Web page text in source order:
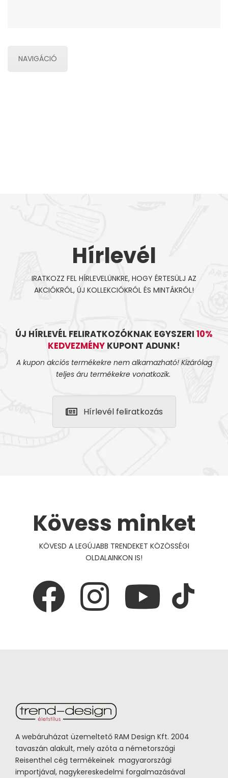
NAVIGÁCIÓ
Hírlevél
IRATKOZZ FEL HÍRLEVELÜNKRE, HOGY ÉRTESÜLJ AZ
AKCIÓKRÓL, ÚJ KOLLEKCIÓKRÓL ÉS MINTÁKRÓL!
ÚJ HÍRLEVÉL FELIRATKOZÓKNAK EGYSZERI 10%
KEDVEZMÉNY KUPONT ADUNK!
A kupon akciós termékekre nem alkamazható! Kizárólag
teljes áru termékekre vonatkozik.
Hírlevél feliratkozás
Kövess minket
KÖVESD A LEGÚJABB TRENDEKET KÖZÖSSÉGI
OLDALAINKON IS!
A webáruházat üzemeltető RAM Design Kft. 2004
tavaszán alakult, mely azóta a németországi
Reisenthel cég termékeinek magyarországi
importjával, nagykereskedelmi forgalmazásával